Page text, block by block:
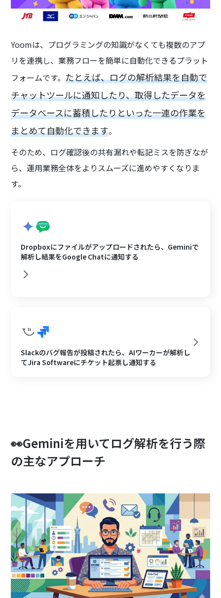
Yoomは、プログラミングの知識がなくても複数のアプ
リを連携し、業務フローを簡単に自動化できるプラット
フォームです。たとえば、ログの解析結果を自動で
チャットツールに通知したり、取得したデータを
データベースに蓄積したりといった一連の作業を
まとめて自動化できます。
そのため、ログ確認後の共有漏れや転記ミスを防ぎなが
ら、運用業務全体をよりスムーズに進めやすくなりま
す。
Dropboxにファイルがアップロードされたら、Geminiで
解析し結果をGoogle Chatに通知する
Slackのバグ報告が投稿されたら、AIワーカーが解析し
てJira Softwareにチケット起票し通知する
👀Geminiを用いてログ解析を行う際
の主なアプローチ